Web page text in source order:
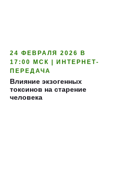
24 ФЕВРАЛЯ 2026 В
17:00 МСК | ИНТЕРНЕТ-
ПЕРЕДАЧА
Влияние экзогенных
токсинов на старение
человека